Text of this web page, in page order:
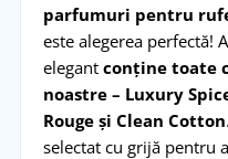
parfumuri pentru
este alegerea perfectă!
elegant conține toate
noastre – Luxury
Rouge și Clean Cotton
selectat cu grijă pentru